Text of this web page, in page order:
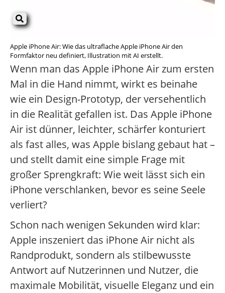
Apple iPhone Air: Wie das ultraflache Apple iPhone Air den
Formfaktor neu definiert, Illustration mit AI erstellt.
Wenn man das Apple iPhone Air zum ersten
Mal in die Hand nimmt, wirkt es beinahe
wie ein Design-Prototyp, der versehentlich
in die Realität gefallen ist. Das Apple iPhone
Air ist dünner, leichter, schärfer konturiert
als fast alles, was Apple bislang gebaut hat –
und stellt damit eine simple Frage mit
großer Sprengkraft: Wie weit lässt sich ein
iPhone verschlanken, bevor es seine Seele
verliert?
Schon nach wenigen Sekunden wird klar:
Apple inszeniert das iPhone Air nicht als
Randprodukt, sondern als stilbewusste
Antwort auf Nutzerinnen und Nutzer, die
maximale Mobilität, visuelle Eleganz und ein